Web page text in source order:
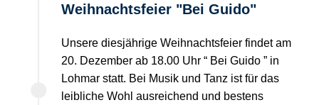
Weihnachtsfeier "Bei Guido"
Unsere diesjährige Weihnachtsfeier findet am
20. Dezember ab 18.00 Uhr “ Bei Guido ” in
Lohmar statt. Bei Musik und Tanz ist für das
leibliche Wohl ausreichend und bestens